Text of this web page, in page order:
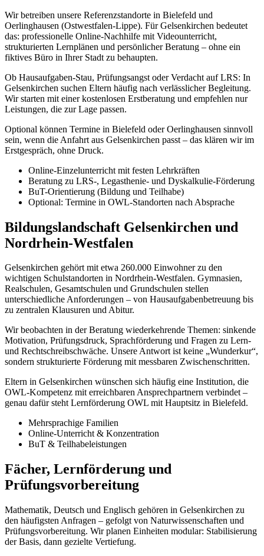
Wir betreiben unsere Referenzstandorte in Bielefeld und
Oerlinghausen (Ostwestfalen-Lippe). Für Gelsenkirchen bedeutet
das: professionelle Online-Nachhilfe mit Videounterricht,
strukturierten Lernplänen und persönlicher Beratung – ohne ein
fiktives Büro in Ihrer Stadt zu behaupten.
Ob Hausaufgaben-Stau, Prüfungsangst oder Verdacht auf LRS: In
Gelsenkirchen suchen Eltern häufig nach verlässlicher Begleitung.
Wir starten mit einer kostenlosen Erstberatung und empfehlen nur
Leistungen, die zur Lage passen.
Optional können Termine in Bielefeld oder Oerlinghausen sinnvoll
sein, wenn die Anfahrt aus Gelsenkirchen passt – das klären wir im
Erstgespräch, ohne Druck.
Online-Einzelunterricht mit festen Lehrkräften
Beratung zu LRS-, Legasthenie- und Dyskalkulie-Förderung
BuT-Orientierung (Bildung und Teilhabe)
Optional: Termine in OWL-Standorten nach Absprache
Bildungslandschaft Gelsenkirchen und
Nordrhein-Westfalen
Gelsenkirchen gehört mit etwa 260.000 Einwohner zu den
wichtigen Schulstandorten in Nordrhein-Westfalen. Gymnasien,
Realschulen, Gesamtschulen und Grundschulen stellen
unterschiedliche Anforderungen – von Hausaufgabenbetreuung bis
zu zentralen Klausuren und Abitur.
Wir beobachten in der Beratung wiederkehrende Themen: sinkende
Motivation, Prüfungsdruck, Sprachförderung und Fragen zu Lern-
und Rechtschreibschwäche. Unsere Antwort ist keine „Wunderkur“,
sondern strukturierte Förderung mit messbaren Zwischenschritten.
Eltern in Gelsenkirchen wünschen sich häufig eine Institution, die
OWL-Kompetenz mit erreichbaren Ansprechpartnern verbindet –
genau dafür steht Lernförderung OWL mit Hauptsitz in Bielefeld.
Mehrsprachige Familien
Online-Unterricht & Konzentration
BuT & Teilhabeleistungen
Fächer, Lernförderung und
Prüfungsvorbereitung
Mathematik, Deutsch und Englisch gehören in Gelsenkirchen zu
den häufigsten Anfragen – gefolgt von Naturwissenschaften und
Prüfungsvorbereitung. Wir planen Einheiten modular: Stabilisierung
der Basis, dann gezielte Vertiefung.